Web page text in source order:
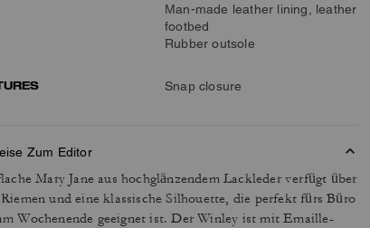
Man-made leather lining, leather
footbed
Rubber outsole
Snap closure
Zum Editor
Mary Jane aus hochglänzendem Lackleder verfügt über
und eine klassische Silhouette, die perfekt fürs Büro
Wochenende geeignet ist. Der Winley ist mit Emaille-